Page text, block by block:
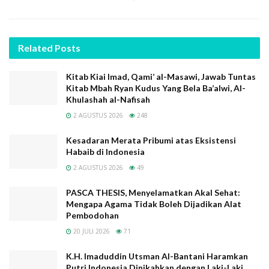
Ryan Kudus Yang Bela Ba’alwi, Al-Khulashah al-Nafisah
Indonesia
PASCA THESIS, Menyelamatkan Akal Sehat: Mengapa
Agama Tidak Boleh Dijadikan Alat Pembodohan
K.H. Imaduddin Utsman Al-Bantani Haramkan Putri
Indonesia Dinikahkan dengan Laki-Laki Habaib
Kembali ke masa lalu, perempuan-perempuan kita ini
jika tengah menghadapi kegiatan keagamaan, seperti
menjaga tradisinya. Bahkan berpakaian pun jika itu
Related Posts
Kitab Kiai Imad, Qami’ al-Masawi, Jawab Tuntas
Kitab Mbah Ryan Kudus Yang Bela Ba’alwi, Al-
Khulashah al-Nafisah
2 AGUSTUS 2026 248
Kesadaran Merata Pribumi atas Eksistensi
Habaib di Indonesia
2 AGUSTUS 2026 49
PASCA THESIS, Menyelamatkan Akal Sehat:
Mengapa Agama Tidak Boleh Dijadikan Alat
Pembodohan
20 JULI 2026 71
K.H. Imaduddin Utsman Al-Bantani Haramkan